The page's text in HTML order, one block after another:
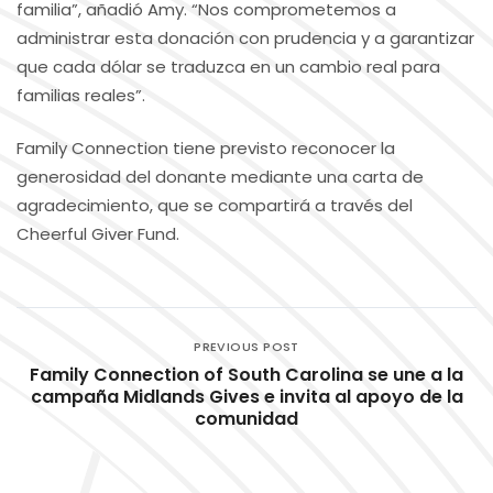
familia”, añadió Amy. “Nos comprometemos a
administrar esta donación con prudencia y a garantizar
que cada dólar se traduzca en un cambio real para
familias reales”.
Family Connection tiene previsto reconocer la
generosidad del donante mediante una carta de
agradecimiento, que se compartirá a través del
Cheerful Giver Fund.
PREVIOUS POST
Family Connection of South Carolina se une a la
campaña Midlands Gives e invita al apoyo de la
comunidad